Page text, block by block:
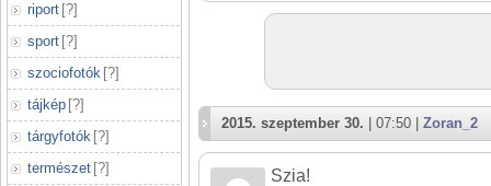
riport [?]
sport [?]
szociofotók [?]
tájkép [?]
tárgyfotók [?]
természet [?]
2015. szeptember 30. | 07:50 | Zoran_2
Szia!